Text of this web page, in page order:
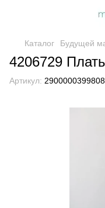
Каталог Будущей
4206729
Артикул: 2900000399808